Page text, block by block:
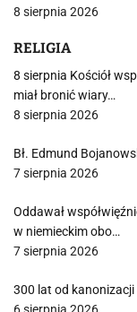
8 sierpnia 2026
RELIGIA
8 sierpnia Kościół
miał bronić wiary…
8 sierpnia 2026
Bł. Edmund
7 sierpnia 2026
Oddawał
w niemieckim obo…
7 sierpnia 2026
300 lat od kanonizacji